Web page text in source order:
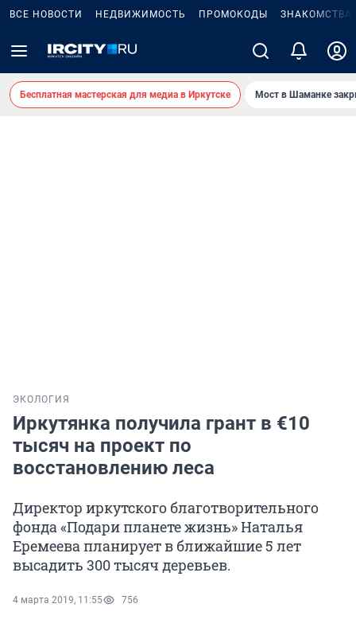
ВСЕ НОВОСТИ НЕДВИЖИМОСТЬ ПРОМОКОДЫ ЗНАКОМСТВА
Бесплатная мастерская для медиа в Иркутске Мост в Шаманке
ЭКОЛОГИЯ
Иркутянка получила грант в €10
тысяч на проект по
восстановлению леса
Директор иркутского благотворительного
фонда «Подари планете жизнь» Наталья
Еремеева планирует в ближайшие 5 лет
высадить 300 тысяч деревьев.
4 марта 2019, 11:55 756